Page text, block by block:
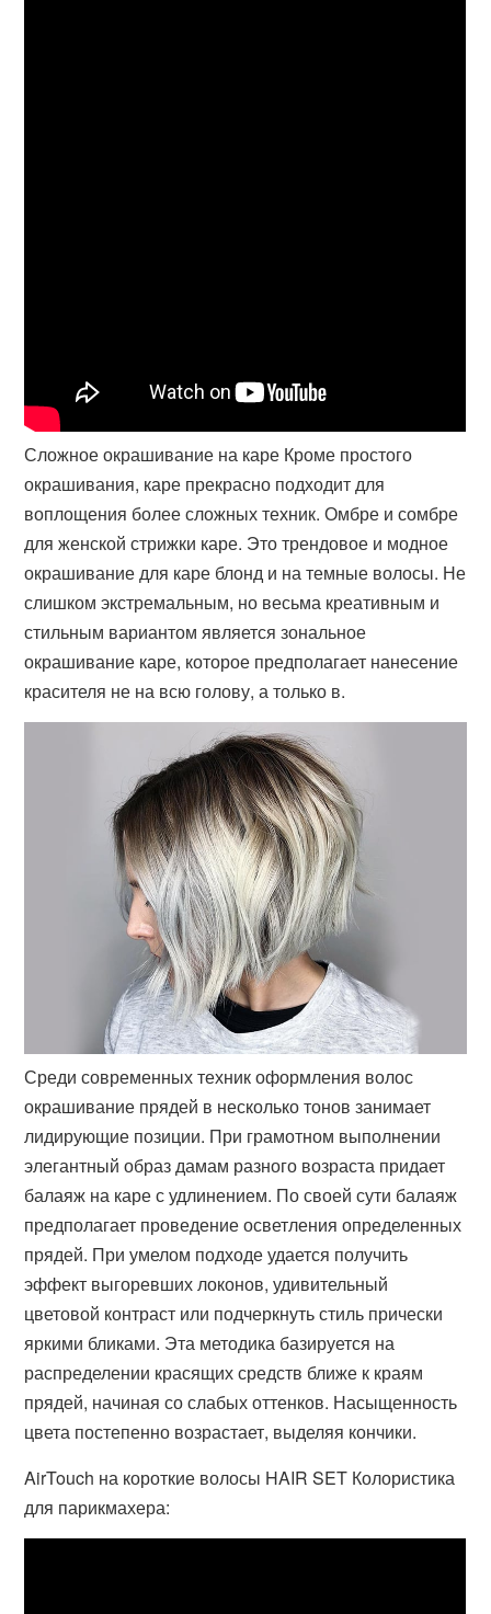
Сложное окрашивание на каре Кроме простого
окрашивания, каре прекрасно подходит для
воплощения более сложных техник. Омбре и сомбре
для женской стрижки каре. Это трендовое и модное
окрашивание для каре блонд и на темные волосы. Не
слишком экстремальным, но весьма креативным и
стильным вариантом является зональное
окрашивание каре, которое предполагает нанесение
красителя не на всю голову, а только в.
Среди современных техник оформления волос
окрашивание прядей в несколько тонов занимает
лидирующие позиции. При грамотном выполнении
элегантный образ дамам разного возраста придает
балаяж на каре с удлинением. По своей сути балаяж
предполагает проведение осветления определенных
прядей. При умелом подходе удается получить
эффект выгоревших локонов, удивительный
цветовой контраст или подчеркнуть стиль прически
яркими бликами. Эта методика базируется на
распределении красящих средств ближе к краям
прядей, начиная со слабых оттенков. Насыщенность
цвета постепенно возрастает, выделяя кончики.
AirTouch на короткие волосы HAIR SET Колористика
для парикмахера: